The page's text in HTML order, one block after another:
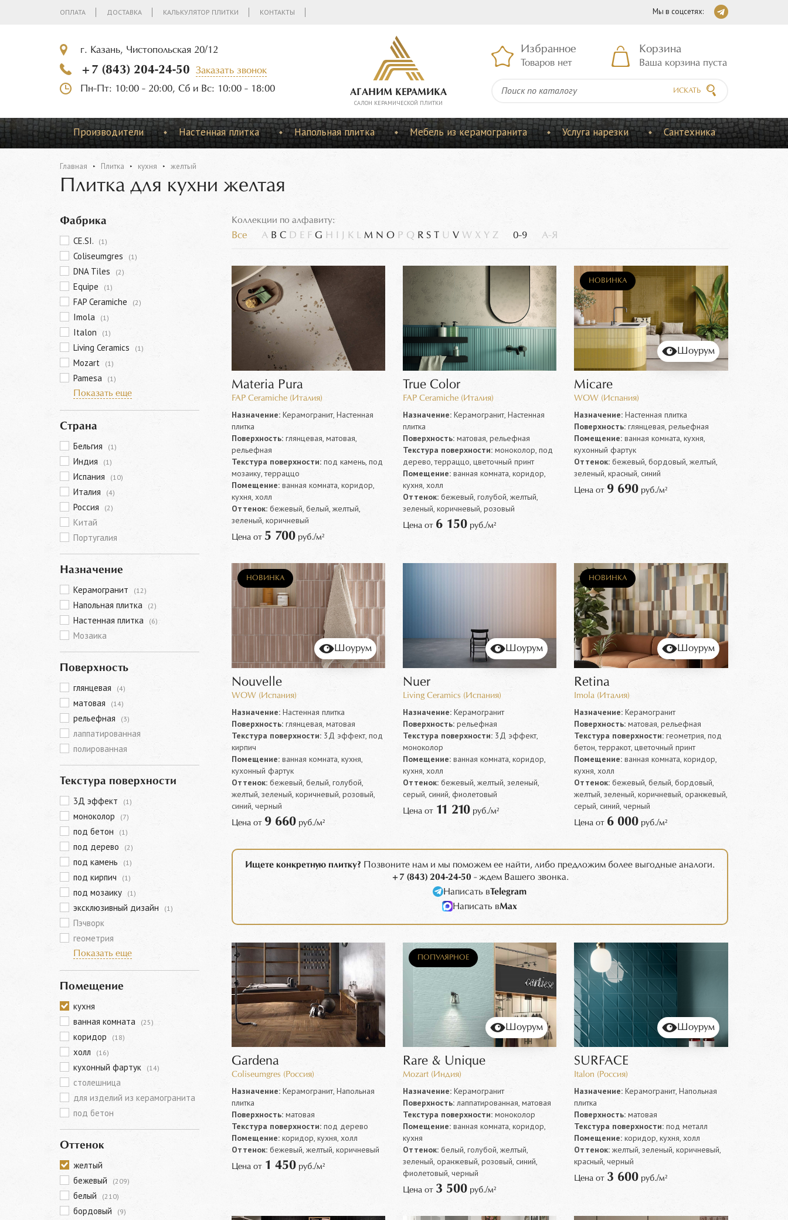
ОПЛАТА ДОСТАВКА КАЛЬКУЛЯТОР ПЛИТКИ КОНТАКТЫ Мы в соцсетях:
г. Казань, Чистопольская 20/12
+7 (843) 204-24-50
Заказать звонок
Пн-Пт: 10:00 - 20:00, Сб и Вс: 10:00 - 18:00
АГАНИМ КЕРАМИКА
CАЛОН КЕРАМИЧЕСКОЙ ПЛИТКИ
Избранное
Товаров нет
Корзина
Ваша корзина пуста
ИСКАТЬ
Производители Настенная плитка Напольная плитка Мебель из керамогранита Услуга нарезки Сантехника
Главная Плитка кухня желтый
Плитка для кухни желтая
Фабрика
CE.SI. (1)
Coliseumgres (1)
DNA Tiles (2)
Equipe (1)
FAP Ceramiche (2)
Imola (1)
Italon (1)
Living Ceramics (1)
Mozart (1)
Pamesa
(1)
Показать еще
Страна
Бельгия (1)
Индия (1)
Испания (10)
Италия (4)
Россия (2)
Китай
Португалия
Назначение
Керамогранит (12)
Напольная плитка (2)
Настенная плитка (6)
Мозаика
Поверхность
глянцевая (4)
матовая (14)
рельефная (3)
лаппатированная
полированная
Текстура поверхности
3Д эффект (1)
моноколор (7)
под бетон (1)
под дерево (2)
под камень (1)
под кирпич (1)
под мозаику (1)
эксклюзивный дизайн (1)
Пэчворк
геометрия
Показать еще
Помещение
кухня
ванная комната
(25)
коридор (18)
холл (16)
кухонный фартук (14)
столешница
для изделий из керамогранита
под бетон
Оттенок
желтый
бежевый
(209)
белый (210)
бордовый (9)
Коллекции по алфавиту:
Все A B C D E F G H K L M N O P Q R S T U V W X Y Z 0-9 А-Я
Materia Pura
FAP Ceramiche (Италия)
Назначение:Керамогранит, Настенная
плитка
Поверхность:глянцевая, матовая,
рельефная
Текстура поверхности:под камень, под
мозаику, терраццо
Помещение:ванная комната, коридор,
кухня, холл
Оттенок:бежевый, белый, желтый,
зеленый, коричневый
Цена от 5 700руб./м²
True Color
FAP Ceramiche (Италия)
Назначение:Керамогранит, Настенная
плитка
Поверхность:матовая, рельефная
Текстура поверхности:моноколор, под
дерево, терраццо, цветочный принт
Помещение:ванная комната, коридор,
кухня, холл
Оттенок:бежевый, голубой, желтый,
зеленый, коричневый, розовый
Цена от 6 150руб./м²
НОВИНКА
Шоурум
Micare
WOW (Испания)
Назначение: Настенная плитка
Поверхность: глянцевая, рельефная
Помещение: ванная комната, кухня,
кухонный фартук
Оттенок: бежевый, бордовый, желтый,
зеленый, красный, синий
Цена от 9 690 руб./м²
НОВИНКА
Шоурум
Nouvelle
WOW (Испания)
Назначение:Настенная плитка
Поверхность:глянцевая, матовая
Текстура поверхности:3Д эффект, под
кирпич
Помещение:ванная комната, кухня,
кухонный фартук
Оттенок:бежевый, белый, голубой,
желтый, зеленый, коричневый, розовый,
синий, черный
Цена от 9 660руб./м²
Шоурум
Nuer
Living Ceramics (Испания)
Назначение:Керамогранит
Поверхность:рельефная
Текстура поверхности:3Д эффект,
моноколор
Помещение:ванная комната, коридор,
кухня, холл
Оттенок:бежевый, желтый, зеленый,
серый, синий, фиолетовый
Цена от 11 210руб./м²
НОВИНКА
Шоурум
Retina
Imola (Италия)
Назначение: Керамогранит
Поверхность: матовая, рельефная
Текстура поверхности: геометрия, под
бетон, терракот, цветочный принт
Помещение: ванная комната, коридор,
кухня, холл
Оттенок: бежевый, белый, бордовый,
желтый, зеленый, коричневый, оранжевый,
серый, синий, черный
Цена от 6 000 руб./м²
Ищете конкретную плитку? Позвоните нам и мы поможем ее найти, либо предложим более выгодные аналоги.
+7 (843) 204-24-50 - ждем Вашего звонка.
Написать вTelegram
Написать вMax
Gardena
Coliseumgres (Россия)
Назначение:Керамогранит, Напольная
плитка
Поверхность:матовая
Текстура поверхности:под дерево
Помещение:коридор, кухня, холл
Оттенок:бежевый, желтый, коричневый
Цена от 1 450руб./м²
ПОПУЛЯРНОЕ
Шоурум
Rare & Unique
Mozart (Индия)
Назначение:Керамогранит
Поверхность:лаппатированная, матовая
Текстура поверхности:моноколор
Помещение:ванная комната, коридор,
кухня
Оттенок:белый, голубой, желтый,
зеленый, оранжевый, розовый, синий,
фиолетовый, черный
Цена от 3 500руб./м²
Шоурум
SURFACE
Italon (Россия)
Назначение: Керамогранит, Напольная
плитка
Поверхность: матовая
Текстура поверхности: под металл
Помещение: коридор, кухня, холл
Оттенок: желтый, зеленый, коричневый,
красный, черный
Цена от 3 600 руб./м²